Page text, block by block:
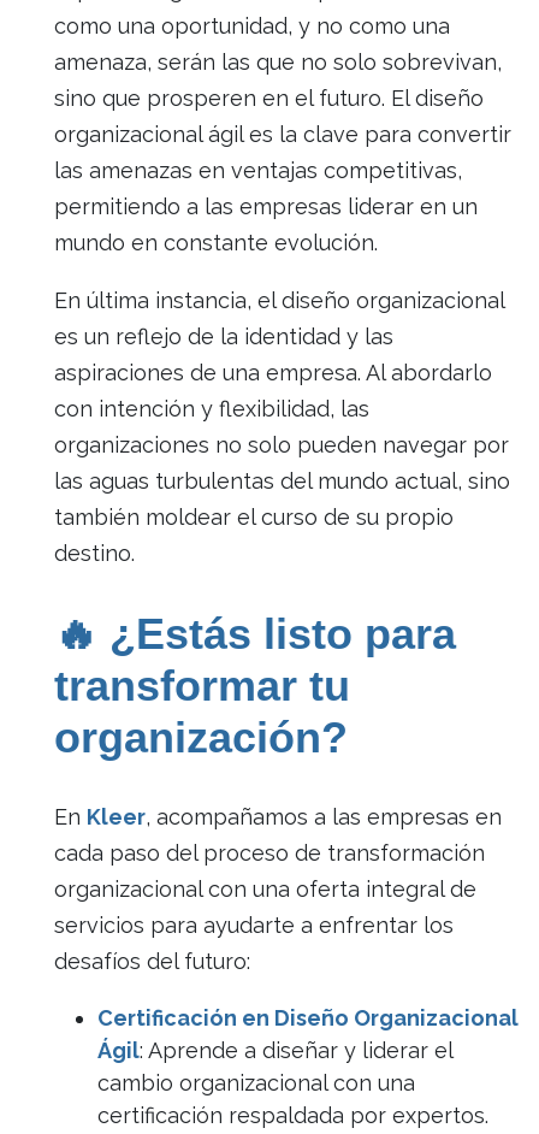
como una oportunidad, y no como una
amenaza, serán las que no solo sobrevivan,
sino que prosperen en el futuro. El diseño
organizacional ágil es la clave para convertir
las amenazas en ventajas competitivas,
permitiendo a las empresas liderar en un
mundo en constante evolución.
En última instancia, el diseño organizacional
es un reflejo de la identidad y las
aspiraciones de una empresa. Al abordarlo
con intención y flexibilidad, las
organizaciones no solo pueden navegar por
las aguas turbulentas del mundo actual, sino
también moldear el curso de su propio
destino.
🔥 ¿Estás listo para
transformar tu
organización?
En Kleer, acompañamos a las empresas en
cada paso del proceso de transformación
organizacional con una oferta integral de
servicios para ayudarte a enfrentar los
desafíos del futuro:
Certificación en Diseño Organizacional
Ágil: Aprende a diseñar y liderar el
cambio organizacional con una
certificación respaldada por expertos.